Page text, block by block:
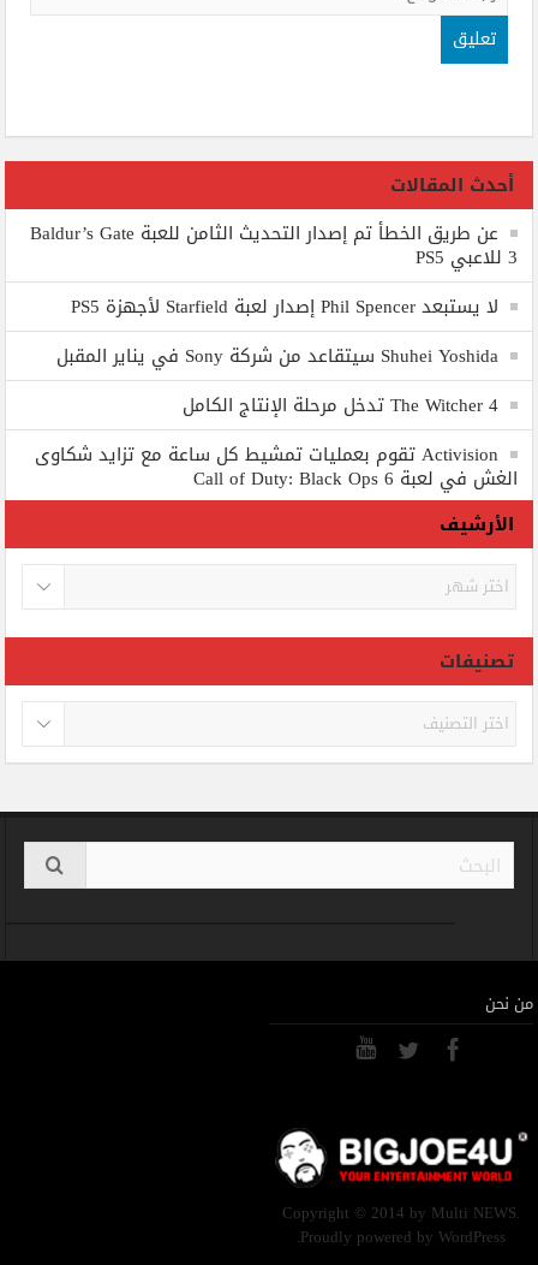
أحدث المقالات
عن طريق الخطأ تم إصدار التحديث الثامن للعبة Baldur’s Gate
3 للاعبي PS5
لا يستبعد Phil Spencer إصدار لعبة Starfield لأجهزة PS5
Shuhei Yoshida سيتقاعد من شركة Sony في يناير المقبل
The Witcher 4 تدخل مرحلة الإنتاج الكامل
Activision تقوم بعمليات تمشيط كل ساعة مع تزايد شكاوى
الغش في لعبة Call of Duty: Black Ops 6
الأرشيف
الأرشيف
تصنيفات
تصنيفات
من نحن
Copyright © 2014 by Multi NEWS.
Proudly powered by WordPress.